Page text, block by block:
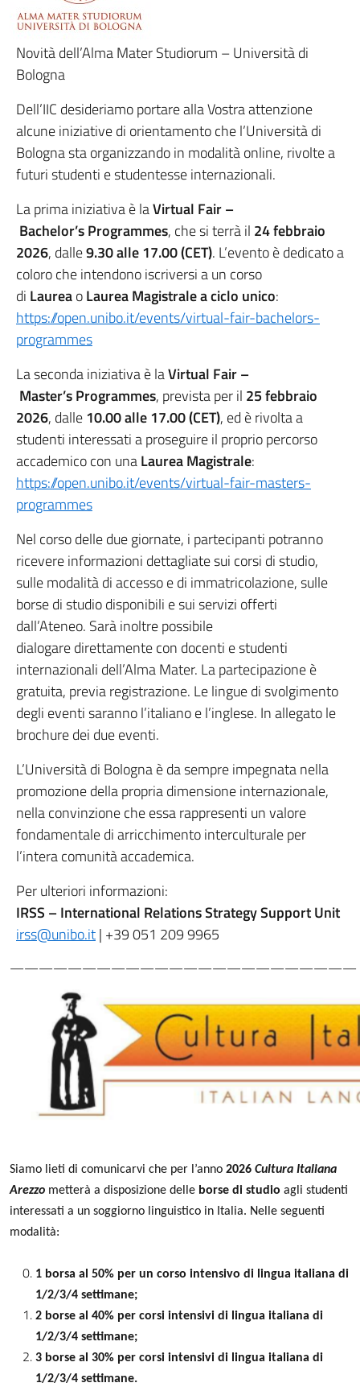
Novità dell’Alma Mater Studiorum – Università di
Bologna
Dell’IIC desideriamo portare alla Vostra attenzione
alcune iniziative di orientamento che l’Università di
Bologna sta organizzando in modalità online, rivolte a
futuri studenti e studentesse internazionali.
La prima iniziativa è laVirtual Fair –
Bachelor’s Programmes, che si terrà il 24 febbraio
2026, dalle9.30 alle 17.00 (CET). L’evento è dedicato a
coloro che intendono iscriversi a un corso
di LaureaoLaurea Magistrale a ciclo unico:
https://open.unibo.it/events/virtual-fair-bachelors-
programmes
La seconda iniziativa è laVirtual Fair –
Master’s Programmes, prevista per il 25 febbraio
2026, dalle10.00 alle 17.00 (CET), ed è rivolta a
studenti interessati a proseguire il proprio percorso
accademico con unaLaurea Magistrale:
https://open.unibo.it/events/virtual-fair-masters-
programmes
Nel corso delle due giornate, i partecipanti potranno
ricevere informazioni dettagliate sui corsi di studio,
sulle modalità di accesso e di immatricolazione, sulle
borse di studio disponibili e sui servizi offerti
dall’Ateneo. Sarà inoltre possibile
dialogare direttamente con docenti e studenti
internazionali dell’Alma Mater. La partecipazione è
gratuita, previa registrazione. Le lingue di svolgimento
degli eventi saranno l’italiano e l’inglese. In allegato le
brochure dei due eventi.
L’Università di Bologna è da sempre impegnata nella
promozione della propria dimensione internazionale,
nella convinzione che essa rappresenti un valore
fondamentale di arricchimento interculturale per
l’intera comunità accademica.
Per ulteriori informazioni:
IRSS – International Relations Strategy Support Unit
irss@unibo.it| +39 051 209 9965
————————————————————————
Siamo lieti di comunicarvi che per l’anno 2026 Cultura Italiana
Arezzo metterà a disposizione delle borse di studio agli studenti
interessati a un soggiorno linguistico in Italia. Nelle seguenti
modalità:
1 borsa al 50% per un corso intensivo di lingua italiana di
1/2/3/4 settimane;
2 borse al 40% per corsi intensivi di lingua italiana di
1/2/3/4 settimane;
3 borse al 30% per corsi intensivi di lingua italiana di
1/2/3/4 settimane.